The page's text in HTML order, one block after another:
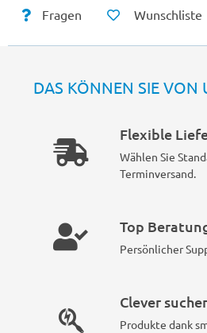
Fragen Wunschliste
DAS KÖNNEN SIE VON
Flexible
Wählen Sie
Terminversand.
Top
Persönlicher
Clever
Produkte dank